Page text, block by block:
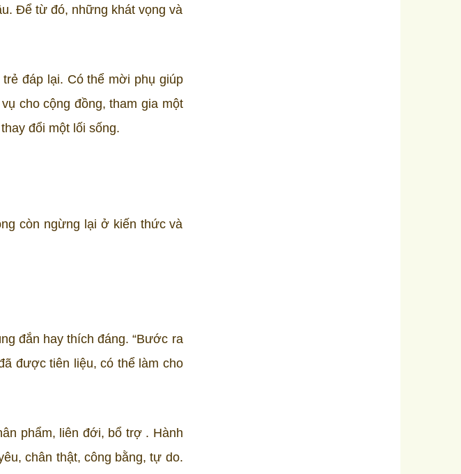
Để từ đó, những khát vọng và
đáp lại. Có thể mời phụ giúp
cho cộng đồng, tham gia một
đổi một lối sống.
còn ngừng lại ở kiến thức và
đắn hay thích đáng. “Bước ra
được tiên liệu, có thể làm cho
phẩm, liên đới, bổ trợ . Hành
chân thật, công bằng, tự do.